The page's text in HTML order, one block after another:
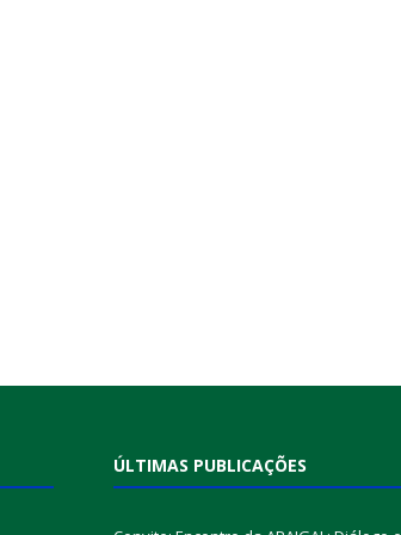
ÚLTIMAS PUBLICAÇÕES